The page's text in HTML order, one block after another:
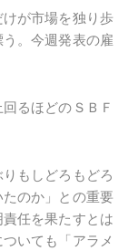
が市場を独り歩
。今週発表の雇
るほどのＳＢＦ
もしどろもどろ
のか」との重要
任を果たすとは
いても「アラメ